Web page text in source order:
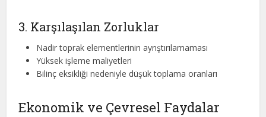
3. Karşılaşılan Zorluklar
Nadir toprak elementlerinin ayrıştırılamaması
Yüksek işleme maliyetleri
Bilinç eksikliği nedeniyle düşük toplama oranları
Ekonomik ve Çevresel Faydalar